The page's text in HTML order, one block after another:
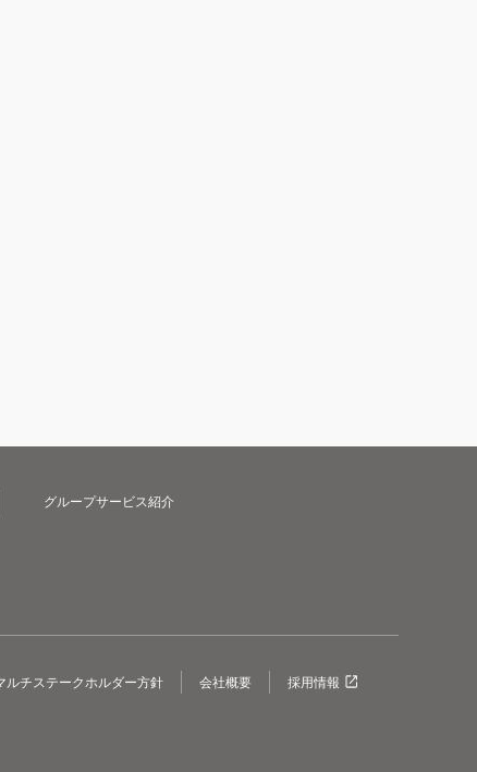
グループサービス紹介
ルチステークホルダー方針 会社概要 採用情報